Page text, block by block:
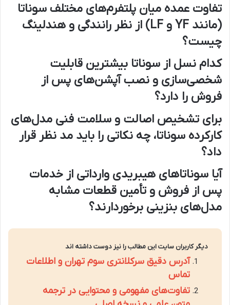
تفاوت عمده میان پلتفرم‌های مختلف سوناتا
(مانند YF و LF) از نظر رانندگی و هندلینگ
چیست؟
کدام نسل از سوناتا بیشترین قابلیت
شخصی‌سازی و نصب آپشن‌های پس از
فروش را دارد؟
برای تشخیص اصالت و سلامت فنی مدل‌های
کارکرده سوناتا، چه نکاتی را باید مد نظر قرار
داد؟
آیا سوناتا‌های هیبریدی وارداتی از خدمات
پس از فروش و تأمین قطعات مشابه
مدل‌های بنزینی برخوردارند؟
دیگر کاربران سایت این مطالب را نیز دوست داشته اند
آدرس دقیق سرکلانتری سوم تهران و اطلاعات
تماس
تفاوت‌های مفهومی و محتوایی در ترجمه